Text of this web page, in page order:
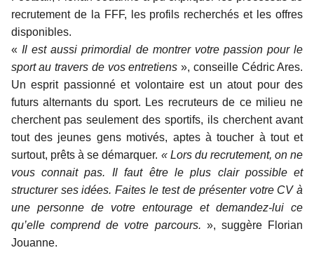
recrutement de la FFF, les profils recherchés et les offres
disponibles.
« Il est aussi primordial de montrer votre passion pour le
sport au travers de vos entretiens», conseille Cédric Ares.
Un esprit passionné et volontaire est un atout pour des
futurs alternants du sport. Les recruteurs de ce milieu ne
cherchent pas seulement des sportifs, ils cherchent avant
tout des jeunes gens motivés, aptes à toucher à tout et
surtout, prêts à se démarquer. « Lors du recrutement, on ne
vous connait pas. Il faut être le plus clair possible et
structurer ses idées. Faites le test de présenter votre CV à
une personne de votre entourage et demandez-lui ce
qu’elle comprend de votre parcours. », suggère Florian
Jouanne.